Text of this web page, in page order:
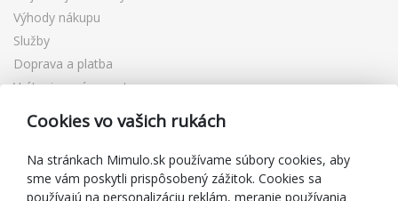
Výhody nákupu
Služby
Doprava a platba
Vrátenie a výmena tovaru
Reklamácia
Darčekové poukážky
Zľavové kupóny
Blog
Cookies vo vašich rukách
Na stránkach Mimulo.sk používame súbory cookies, aby
sme vám poskytli prispôsobený zážitok. Cookies sa
používajú na personalizáciu reklám, meranie používania